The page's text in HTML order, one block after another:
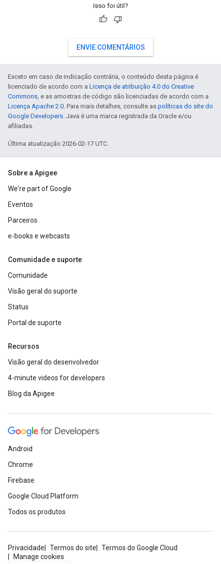
Isso foi útil?
ENVIE COMENTÁRIOS
Exceto em caso de indicação contrária, o conteúdo desta página é
licenciado de acordo com a Licença de atribuição 4.0 do Creative
Commons, e as amostras de código são licenciadas de acordo com a
Licença Apache 2.0. Para mais detalhes, consulte as políticas do site do
Google Developers. Java é uma marca registrada da Oracle e/ou
afiliadas.
Última atualização 2026-02-17 UTC.
Sobre a Apigee
We're part of Google
Eventos
Parceiros
e-books e webcasts
Comunidade e suporte
Comunidade
Visão geral do suporte
Status
Portal de suporte
Recursos
Visão geral do desenvolvedor
4-minute videos for developers
Blog da Apigee
Android
Chrome
Firebase
Google Cloud Platform
Todos os produtos
Privacidade Termos do site
Termos do Google Cloud
Manage cookies